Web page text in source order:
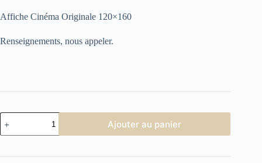
Affiche Cinéma Originale 120×160
Renseignements, nous appeler.
quantité
de
Le
des
Ajouter au panier